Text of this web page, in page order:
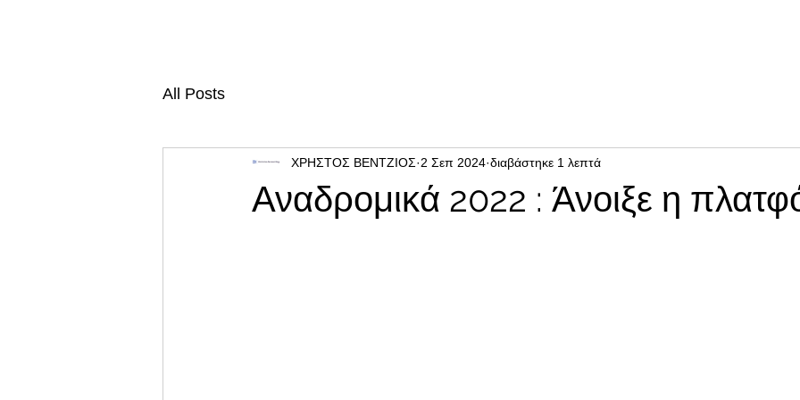
All Posts
Αναδρομικά 2022 : Άνοιξε η
ΧΡΗΣΤΟΣ ΒΕΝΤΖΙΟΣ 2 Σεπ 2024 διαβάστηκε 1 λεπτά